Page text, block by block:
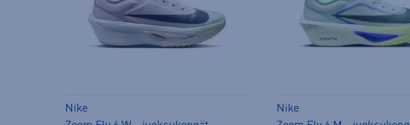
Nike
Nike